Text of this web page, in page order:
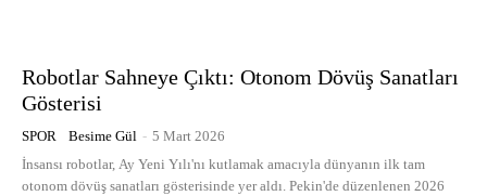
Robotlar Sahneye Çıktı: Otonom Dövüş Sanatları
Gösterisi
SPOR Besime Gül - 5 Mart 2026
İnsansı robotlar, Ay Yeni Yılı'nı kutlamak amacıyla dünyanın ilk tam
otonom dövüş sanatları gösterisinde yer aldı. Pekin'de düzenlenen 2026